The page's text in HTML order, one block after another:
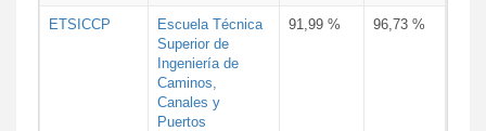
ETSICCP
Escuela Técnica
Superior de
Ingeniería de
Caminos,
Canales y
Puertos
91,99 % 96,73 %